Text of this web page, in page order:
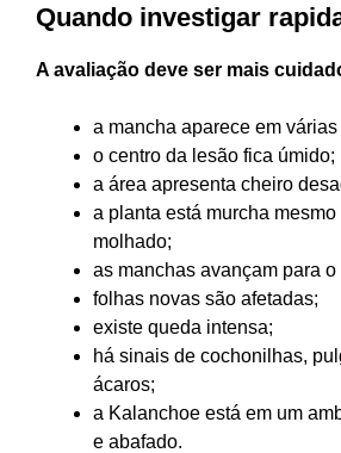
Quando investigar
A avaliação deve ser mais
a mancha aparece em várias
o centro da lesão fica úmido;
a área apresenta cheiro
a planta está murcha
molhado;
as manchas avançam para o
folhas novas são afetadas;
existe queda intensa;
há sinais de cochonilhas,
ácaros;
a Kalanchoe está em um
e abafado.